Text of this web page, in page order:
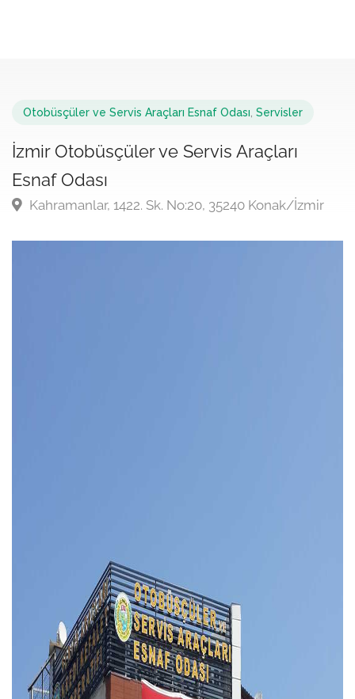
Otobüsçüler ve Servis Araçları Esnaf Odası Servisler
İzmir Otobüsçüler ve Servis Araçları
Esnaf Odası
Kahramanlar, 1422. Sk. No:20, 35240 Konak/İzmir